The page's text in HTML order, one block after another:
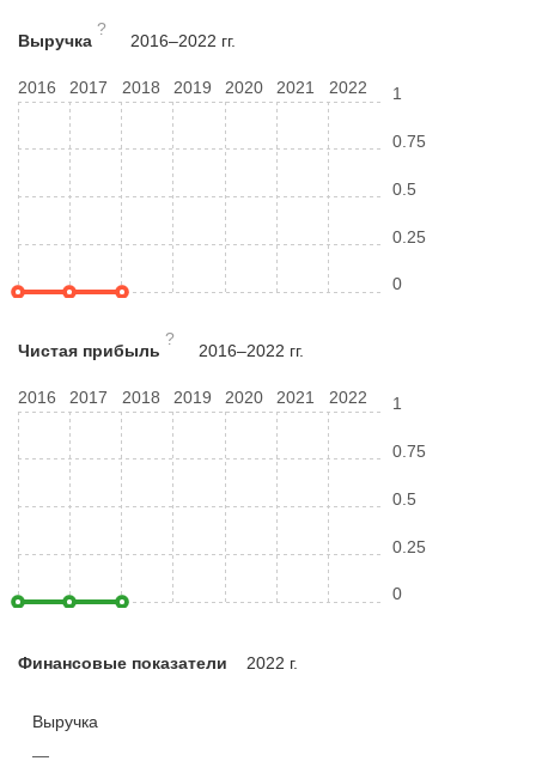
Выручка
?
2016–2022 гг.
2016 2017 2018 2019 2020 2021 2022
0
0.25
0.5
0.75
1
Чистая прибыль
?
2016–2022 гг.
2016 2017 2018 2019 2020 2021 2022
0
0.25
0.5
0.75
1
Финансовые показатели 2022 г.
Выручка
—